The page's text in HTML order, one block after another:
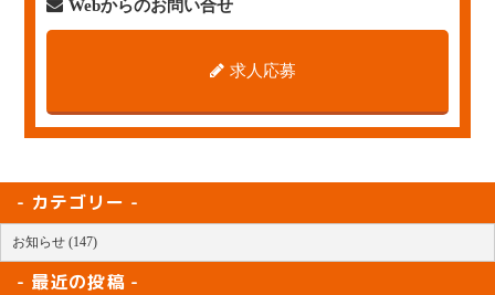
Webからのお問い合せ
求人応募
カテゴリー
お知らせ (147)
最近の投稿